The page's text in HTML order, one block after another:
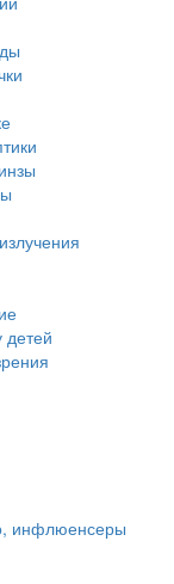
детей
инфлюенсеры